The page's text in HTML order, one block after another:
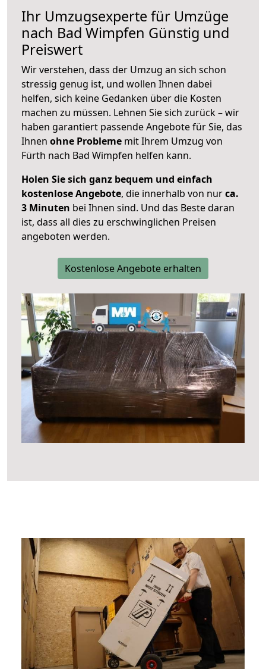
Ihr Umzugsexperte für Umzüge
nach Bad Wimpfen Günstig und
Preiswert
Wir verstehen, dass der Umzug an sich schon
stressig genug ist, und wollen Ihnen dabei
helfen, sich keine Gedanken über die Kosten
machen zu müssen. Lehnen Sie sich zurück – wir
haben garantiert passende Angebote für Sie, das
Ihnen ohne Probleme mit Ihrem Umzug von
Fürth nach Bad Wimpfen helfen kann.
Holen Sie sich ganz bequem und einfach
kostenlose Angebote, die innerhalb von nurca.
3 Minuten bei Ihnen sind. Und das Beste daran
ist, dass all dies zu erschwinglichen Preisen
angeboten werden.
Kostenlose Angebote erhalten